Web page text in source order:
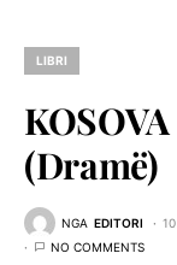
LIBRI
(Dramë)
NGA EDITORI
NO COMMENTS